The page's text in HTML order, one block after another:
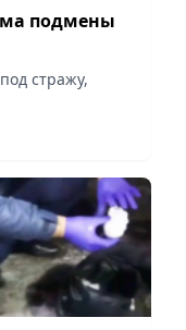
подмены
стражу,